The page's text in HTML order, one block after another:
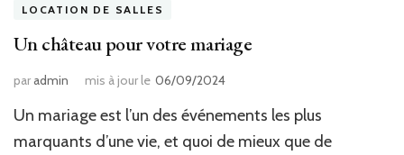
LOCATION DE SALLES
Un château pour votre mariage
paradmin mis à jour le 06/09/2024
Un mariage est l’un des événements les plus
marquants d’une vie, et quoi de mieux que de